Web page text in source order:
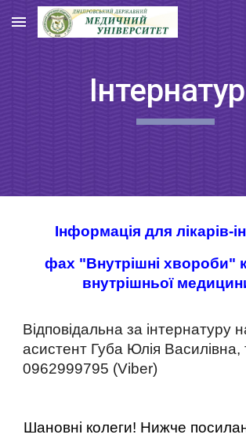
Skip to main content
Інформація для лікарів-
фах "Внутрішні хвороби"
внутрішньої
Відповідальна за інтернатуру
асистент Губа Юлія Василівна,
0962999795 (Viber)
Шановні колеги! Нижче